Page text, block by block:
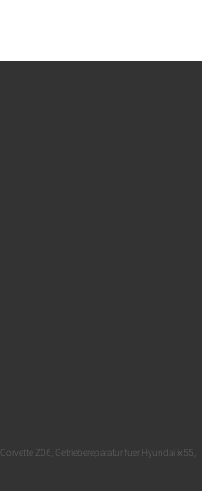
Z06 Getriebereparatur fuer Hyundai ix55